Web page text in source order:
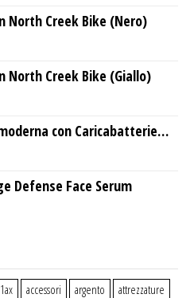
North Creek Bike (Nero)
North Creek Bike (Giallo)
con Caricabatterie
Defense Face Serum
accessori argento attrezzature